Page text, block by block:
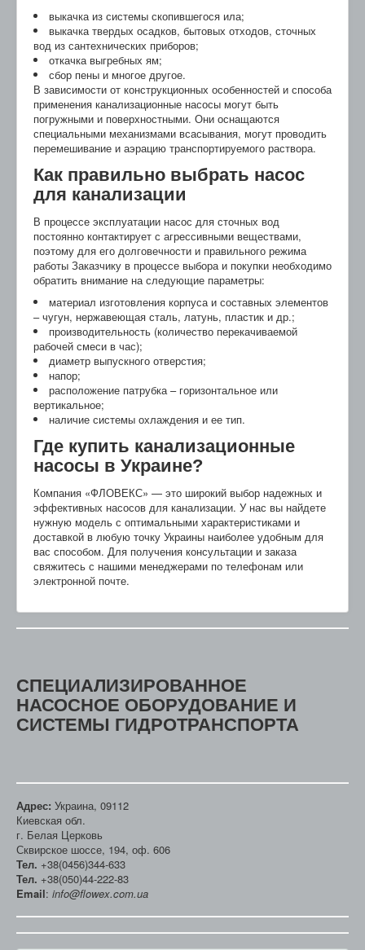
выкачка из системы скопившегося ила;
выкачка твердых осадков, бытовых отходов, сточных
вод из сантехнических приборов;
откачка выгребных ям;
сбор пены и многое другое.
В зависимости от конструкционных особенностей и способа
применения канализационные насосы могут быть
погружными и поверхностными. Они оснащаются
специальными механизмами всасывания, могут проводить
перемешивание и аэрацию транспортируемого раствора.
Как правильно выбрать насос
для канализации
В процессе эксплуатации насос для сточных вод
постоянно контактирует с агрессивными веществами,
поэтому для его долговечности и правильного режима
работы Заказчику в процессе выбора и покупки необходимо
обратить внимание на следующие параметры:
материал изготовления корпуса и составных элементов
– чугун, нержавеющая сталь, латунь, пластик и др.;
производительность (количество перекачиваемой
рабочей смеси в час);
диаметр выпускного отверстия;
напор;
расположение патрубка – горизонтальное или
вертикальное;
наличие системы охлаждения и ее тип.
Где купить канализационные
насосы в Украине?
Компания «ФЛОВЕКС» — это широкий выбор надежных и
эффективных насосов для канализации. У нас вы найдете
нужную модель с оптимальными характеристиками и
доставкой в любую точку Украины наиболее удобным для
вас способом. Для получения консультации и заказа
свяжитесь с нашими менеджерами по телефонам или
электронной почте.
СПЕЦИАЛИЗИРОВАННОЕ
НАСОСНОЕ ОБОРУДОВАНИЕ И
СИСТЕМЫ ГИДРОТРАНСПОРТА
Адрес: Украина, 09112
Киевская обл.
г. Белая Церковь
Сквирское шоссе, 194, оф. 606
Тел. +38(0456)344-633
Тел. +38(050)44-222-83
Email: info@flowex.com.ua